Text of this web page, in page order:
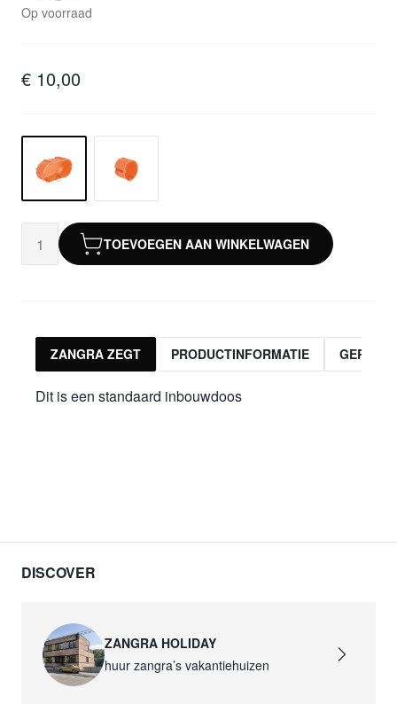
Op voorraad
€ 10,00
TOEVOEGEN AAN WINKELWAGEN
ZANGRA ZEGT PRODUCTINFORMATIE
Dit is een standaard inbouwdoos
DISCOVER
ZANGRA HOLIDAY
huur zangra’s vakantiehuizen